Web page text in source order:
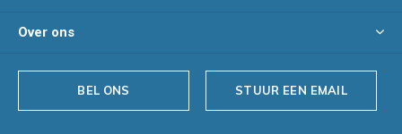
Over ons
BEL ONS STUUR EEN EMAIL